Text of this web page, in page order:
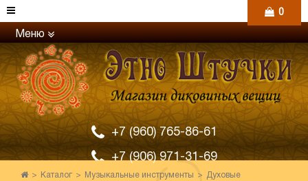
Меню
+7 (960) 765-86-61
+7 (906) 971-31-69
0
Каталог Музыкальные инструменты Духовые